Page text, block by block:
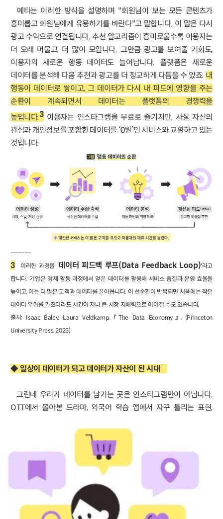
메타는 이러한 방식을 설명하며 "회원님이 보는 모든 콘텐츠가
흥미롭고 회원님에게 유용하기를 바란다"고 말합니다. 이 말은 다시
광고 수익으로 연결됩니다. 추천 알고리즘이 흥미로울수록 이용자는
더 오래 머물고, 더 많이 모입니다. 그만큼 광고를 보여줄 기회도,
이용자의 새로운 행동 데이터도 늘어납니다. 플랫폼은 새로운
데이터를 분석해 다음 추천과 광고를 더 정교하게 다듬을 수 있죠. 내
행동이 데이터로 쌓이고, 그 데이터가 다시 내 피드에 영향을 주는
순환이 계속되면서 데이터는 플랫폼의 경쟁력을
높입니다.3이용자는 인스타그램을 무료로 즐기지만, 사실 자신의
관심과 개인정보를 포함한 데이터를 ‘0원’인 서비스와 교환하고 있는
것입니다.
---------
3 이러한 과정을 '데이터 피드백 루프(Data Feedback Loop)'라고
합니다. 기업은 경제 활동 과정에서 얻은 데이터를 활용해 서비스 품질과 운영 효율을
높이고, 이는 더 많은 고객과 데이터를 끌어옵니다. 이 선순환이 반복되면 처음에는 작은
데이터 우위를 가졌더라도 시간이 지나 큰 시장 지배력으로 이어질 수도 있습니다.
출처: Isaac Baley, Laura Veldkamp, 『The Data Economy』, (Princeton
University Press, 2023)
◆ 일상이 데이터가 되고 데이터가 자산이 된 시대
그런데 우리가 데이터를 남기는 곳은 인스타그램만이 아닙니다.
OTT에서 몰아본 드라마, 외국어 학습 앱에서 자꾸 틀리는 표현,